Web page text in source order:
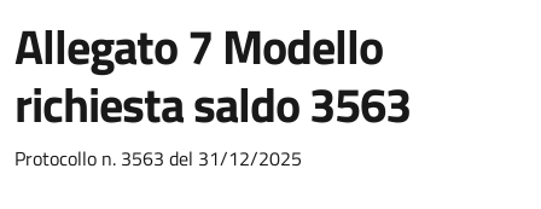
Allegato 7 Modello
richiesta saldo 3563
Dettagli del documento
Protocollo n. 3563 del 31/12/2025